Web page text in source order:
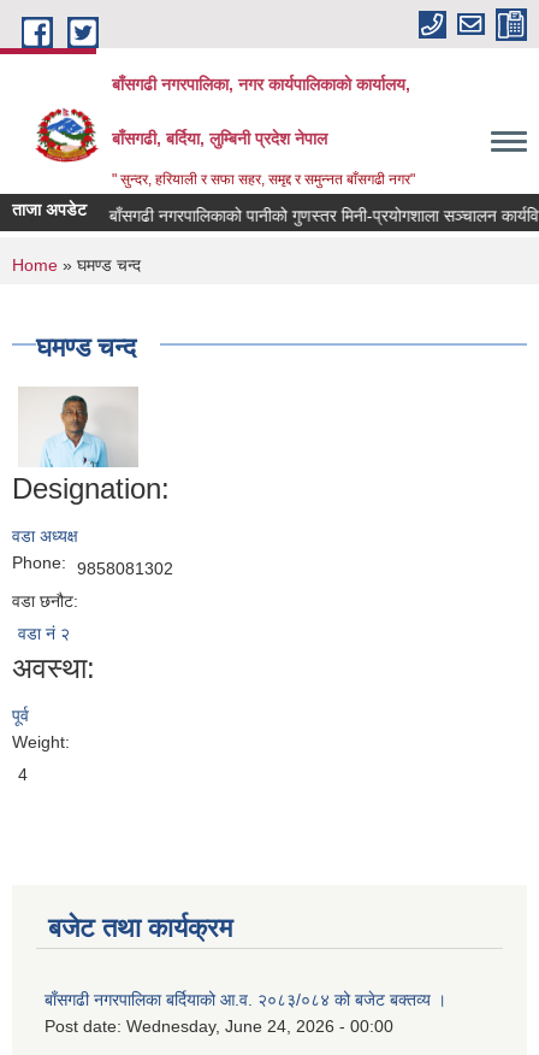
Skip to main content
बाँसगढी नगरपालिका, नगर कार्यपालिकाकाे कार्यालय,
बाँसगढी, बर्दिया, लुम्बिनी प्रदेश नेपाल
" सुन्दर, हरियाली र सफा सहर, समृद्द र समुन्नत बाँसगढी नगर"
ताजा अपडेटबाँसगढी नगरपालिकाको पानीको गुणस्तर मिनी-प्रयोगशाला सञ्चालन
You are here
Home » घमण्ड चन्द
घमण्ड चन्द
Designation:
वडा अध्यक्ष
Phone:
9858081302
वडा छनौट:
वडा नं २
अवस्था:
पूर्व
Weight:
4
बजेट तथा कार्यक्रम
बाँसगढी नगरपालिका बर्दियाको आ.व. २०८३/०८४ को बजेट बक्तव्य ।
Post date: Wednesday, June 24, 2026 - 00:00